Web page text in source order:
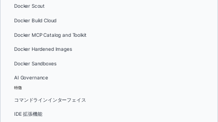
Docker Scout
Docker Build Cloud
Docker MCP Catalog and Toolkit
Docker Hardened Images
Docker Sandboxes
AI Governance
特徴
コマンドラインインターフェイス
IDE 拡張機能